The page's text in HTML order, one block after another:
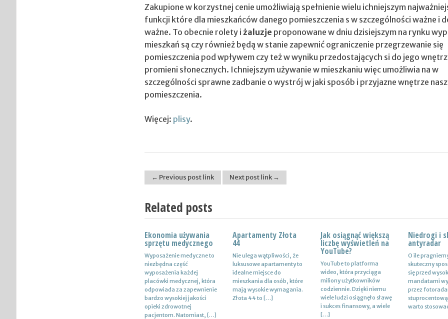
Zakupione w korzystnej cenie umożliwiają spełnienie wielu ichniejszym
funkcji które dla mieszkańców danego pomieszczenia s w szczególności ważne i
ważne. To obecnie rolety i żaluzje proponowane w dniu dzisiejszym na rynku
mieszkań są czy również będą w stanie zapewnić ograniczenie przegrzewanie się
pomieszczenia pod wpływem czy też w wyniku przedostających si do jego
promieni słonecznych. Ichniejszym używanie w mieszkaniu więc umożliwia na w
szczególności sprawne zadbanie o wystrój w jaki sposób i przyjazne wnętrze
pomieszczenia.
Więcej: plisy.
Post navigation
← Previous post link Next post link →
Related posts
Ekonomia używania
sprzętu medycznego
Wyposażenie medyczne to
niezbędna część
wyposażenia każdej
placówki medycznej, która
odpowiada za zapewnienie
bardzo wysokiej jakości
opieki zdrowotnej
pacjentom. Natomiast, […]
Apartamenty Złota
44
Nie ulega wątpliwości, że
luksusowe apartamenty to
idealne miejsce do
mieszkania dla osób, które
mają wysokie wymagania.
Złota 44 to […]
Jak osiągnąć większą
liczbę wyświetleń na
YouTube?
YouTube to platforma
wideo, która przyciąga
miliony użytkowników
codziennie. Dzięki niemu
wiele ludzi osiągnęło sławę
i sukces finansowy, a wiele
[…]
Niedrogi i
antyradar
O ile
skuteczny
się przed
mandatami
przez
warto
Nowoczesne lampy
Nie ulega wątpliwości, że
do pojazdów powinno być
dobrane oświetlenie
wysokiej jakości, które
zapewni wysoki poziom
bezpieczeństwa oraz
podniesie komfort […]
Wynajem
samochodów i
naczep – usługi
Z całą pewnością firmy
transportowe spedycyjne
czy także logistyczne
potrzebują przede
wszystkim nowoczesnej
Certyfikat uprawnień
w branży budowlanej
Uprawnienia w biznesie
budowlanej dotyczą
różnych specjalności. Jest
to specjalność
architektoniczna, niemniej
jednak również
konstrukcyjno-
budowlana, inżynieryjna
Drewutnia
działkę
Wiele osób
jaki rodzaj
ogrodowej
najlepiej w
bezpiecznego
przykład